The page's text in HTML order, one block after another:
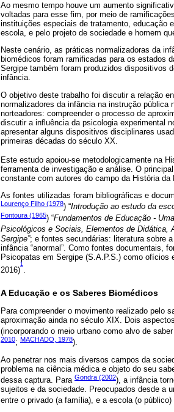
Ao mesmo tempo houve um aumento
voltadas para esse fim, por meio de
instituições especiais de tratamento, educação
escola, e pelo projeto de sociedade e homem
Neste cenário, as práticas normalizadoras da
biomédicos foram ramificadas para os estados
Sergipe também foram produzidos dispositivos
infância.
O objetivo deste trabalho foi discutir a relação
normalizadores da infância na instrução
norteadores: compreender o processo de
discutir a influência da psicologia experimental
apresentar alguns dispositivos disciplinares
primeiras décadas do século XX.
Este estudo apoiou-se metodologicamente na
ferramenta de investigação e análise. O
constante com autores do campo da História
As fontes utilizadas foram bibliográficas e
Lourenço Filho (1978) “Introdução ao estudo da
Fontoura (1965) “Fundamentos de Educação -
Psicológicos e Sociais, Elementos de Didática,
Sergipe”; e fontes secundárias: literatura sobre
infância “anormal”. Como fontes documentais,
Psicopatas em Sergipe (S.A.P.S.) como ofícios
2016)
1
A Educação e os Saberes Biomédicos
Para compreender o movimento realizado pelo
aproximação ainda no século XIX. Dois
(incorporando o meio urbano como alvo de
2010; MACHADO, 1978).
Ao penetrar nos mais diversos campos da
problema na ciência médica e objeto do seu
dessa captura. Para Gondra (2002), a infância
sujeitos e da sociedade. Preocupados desde a
entre o privado (a família), e a escola (o público)